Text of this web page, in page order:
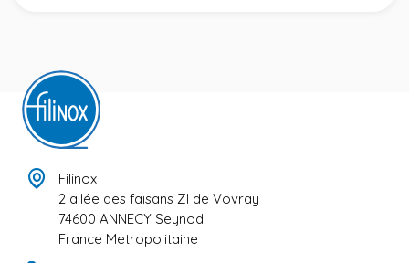
Filinox
2 allée des faisans ZI de Vovray
74600 ANNECY Seynod
France Metropolitaine